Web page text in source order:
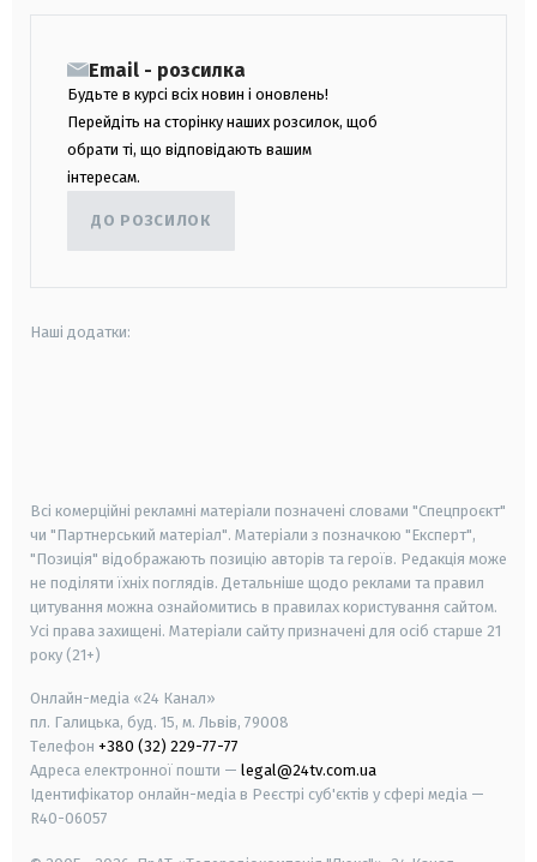
Email - розсилка
Будьте в курсі всіх новин і оновлень!
Перейдіть на сторінку наших розсилок, щоб
обрати ті, що відповідають вашим
інтересам.
ДО РОЗСИЛОК
Наші додатки:
Всі комерційні рекламні матеріали позначені словами "Спецпроєкт"
чи "Партнерський матеріал". Матеріали з позначкою "Експерт",
"Позиція" відображають позицію авторів та героїв. Редакція може
не поділяти їхніх поглядів. Детальніше щодо реклами та правил
цитування можна ознайомитись в правилах користування сайтом.
Усі права захищені. Матеріали сайту призначені для осіб старше 21
року (21+)
Онлайн-медіа «24 Канал»
пл. Галицька, буд. 15, м. Львів, 79008
Телефон +380 (32) 229-77-77
Адреса електронної пошти — legal@24tv.com.ua
Ідентифікатор онлайн-медіа в Реєстрі суб'єктів у сфері медіа —
R40-06057